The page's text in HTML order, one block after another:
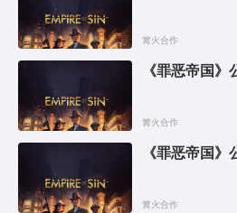
篝火合作
《罪恶帝国》
篝火合作
《罪恶帝国
篝火合作